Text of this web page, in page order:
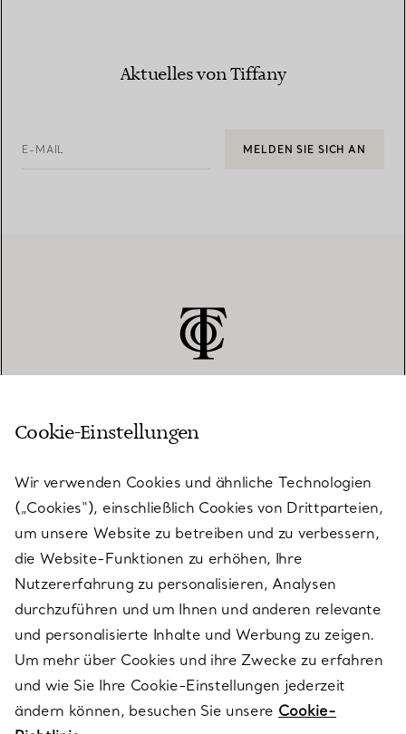
Aktuelles von Tiffany
E-MAIL MELDEN SIE SICH AN
KUNDENSERVICE
SERVICES
ÜBER TIFFANY & CO.
RECHTLICHE HINWEISE
Cookie-Einstellungen
Wir verwenden Cookies und ähnliche Technologien
(„Cookies“), einschließlich Cookies von Drittparteien,
um unsere Website zu betreiben und zu verbessern,
die Website-Funktionen zu erhöhen, Ihre
Nutzererfahrung zu personalisieren, Analysen
durchzuführen und um Ihnen und anderen relevante
und personalisierte Inhalte und Werbung zu zeigen.
Um mehr über Cookies und ihre Zwecke zu erfahren
und wie Sie Ihre Cookie-Einstellungen jederzeit
ändern können, besuchen Sie unsere Cookie-